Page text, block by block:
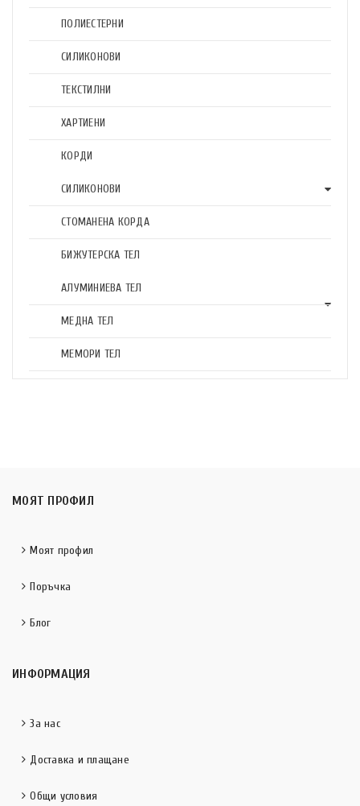
ПОЛИЕСТЕРНИ
СИЛИКОНОВИ
ТЕКСТИЛНИ
ХАРТИЕНИ
КОРДИ
СИЛИКОНОВИ
СТОМАНЕНА КОРДА
БИЖУТЕРСКА ТЕЛ
АЛУМИНИЕВА ТЕЛ
МЕДНА ТЕЛ
МЕМОРИ ТЕЛ
МОЯТ ПРОФИЛ
Моят профил
Поръчка
Блог
ИНФОРМАЦИЯ
За нас
Доставка и плащане
Общи условия